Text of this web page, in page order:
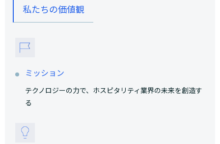
私たちの価値観
ミッション
テクノロジーの力で、ホスピタリティ業界の未来を創造す
る